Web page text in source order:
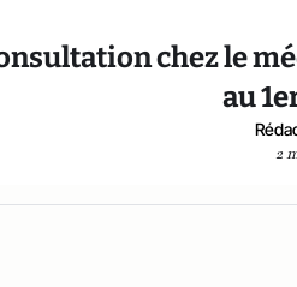
chez le
au
2